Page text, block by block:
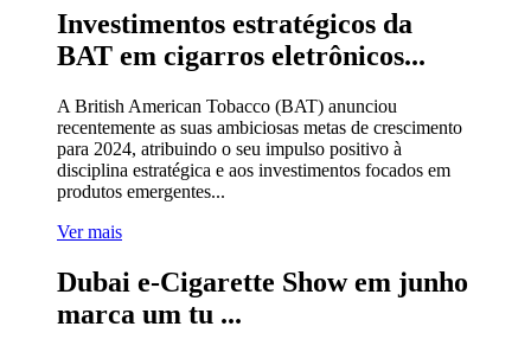
Investimentos estratégicos da
BAT em cigarros eletrônicos...
A British American Tobacco (BAT) anunciou
recentemente as suas ambiciosas metas de crescimento
para 2024, atribuindo o seu impulso positivo à
disciplina estratégica e aos investimentos focados em
produtos emergentes...
Ver mais
Dubai e-Cigarette Show em junho
marca um tu ...